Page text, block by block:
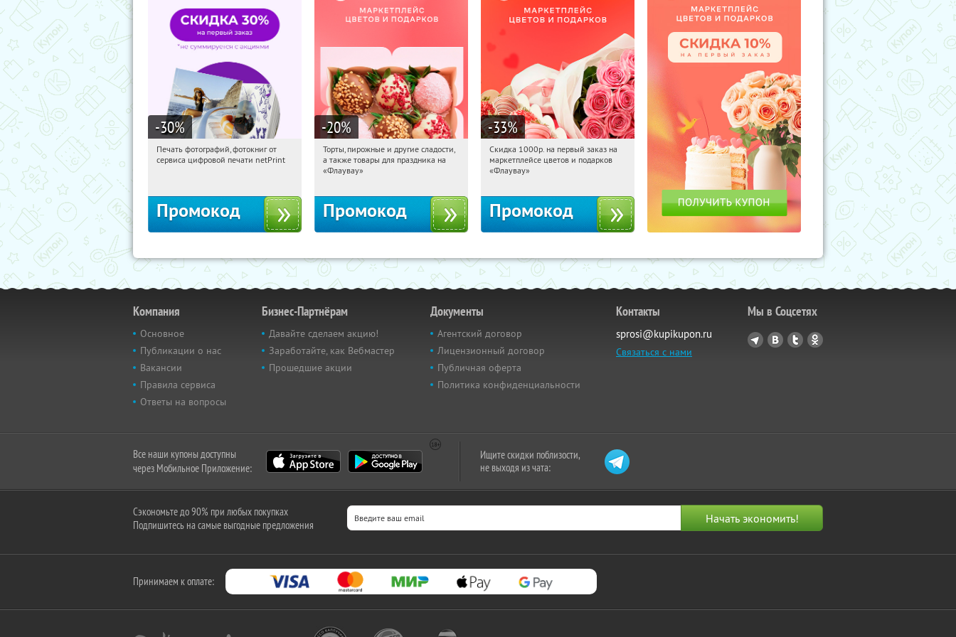
-30%
15:40:54 Получили:
Печать фотографий, фотокниг от
сервиса цифровой печати netPrint
Промокод
-20%
15:40:54 Получили:
Россия
Торты, пирожные и другие сладости,
а также товары для праздника на
«Флаувау»
Промокод
-33%
15:40:54 Получили:
Россия
Скидка 1000р. на первый заказ на
маркетплейсе цветов и подарков
«Флаувау»
Промокод
Компания
Основное
Публикации о нас
Вакансии
Правила сервиса
Ответы на вопросы
Бизнес-Партнёрам
Давайте сделаем акцию!
Заработайте, как Вебмастер
Прошедшие акции
Документы
Агентский договор
Лицензионный договор
Публичная оферта
Политика конфиденциальности
Контакты
sprosi@kupikupon.ru
Связаться с нами
Мы в Соцсетях
Все наши купоны доступны
через Мобильное Приложение:
Ищите скидки поблизости,
не выходя из чата:
Сэкономьте до 90% при любых покупках
Подпишитесь на самые выгодные предложения
Принимаем к оплате: